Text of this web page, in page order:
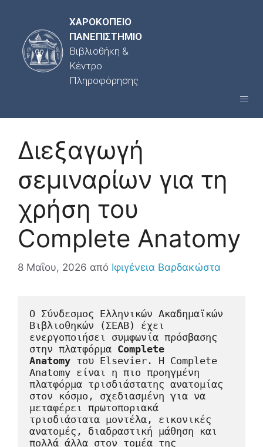
ΧΑΡΟΚΟΠΕΙΟ
ΠΑΝΕΠΙΣΤΗΜΙΟ
Βιβλιοθήκη &
Κέντρο
Πληροφόρησης
Διεξαγωγή
σεμιναρίων για τη
χρήση του
Complete Anatomy
8 Μαΐου, 2026 από Ιφιγένεια Βαρδακώστα
O Σύνδεσμος Ελληνικών Ακαδημαϊκών
Βιβλιοθηκών (ΣΕΑΒ) έχει
ενεργοποιήσει συμφωνία πρόσβασης
στην πλατφόρμα Complete
Anatomy του Elsevier. H Complete
Anatomy είναι η πιο προηγμένη
πλατφόρμα τρισδιάστατης ανατομίας
στον κόσμο, σχεδιασμένη για να
μεταφέρει πρωτοποριακά
τρισδιάστατα μοντέλα, εικονικές
ανατομές, διαδραστική μάθηση και
πολλά άλλα στον τομέα της